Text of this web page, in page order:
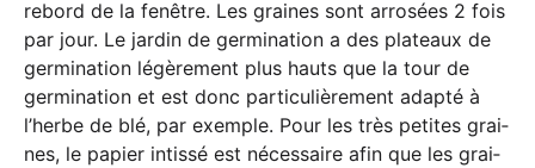
rebord de la fenêt­re. Les grai­nes sont arro­sées 2 fois
par jour. Le jar­din de ger­mi­na­ti­on a des pla­teaux de
ger­mi­na­ti­on légè­re­ment plus hauts que la tour de
ger­mi­na­ti­on et est donc par­ti­cu­liè­re­ment adap­té à
l’her­be de blé, par exemp­le. Pour les très peti­tes grai­
nes, le papier intis­sé est néces­saire afin que les grai­